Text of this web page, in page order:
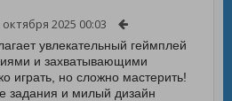
октября 2025 00:03
увлекательный геймплей
и захватывающими
играть, но сложно мастерить!
задания и милый дизайн